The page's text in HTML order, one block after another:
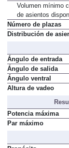
Volumen mínimo
de asientos
Número de plazas
Distribución de
Ángulo de entrada
Ángulo de salida
Ángulo ventral
Altura de vadeo
Potencia máxima
Par máximo